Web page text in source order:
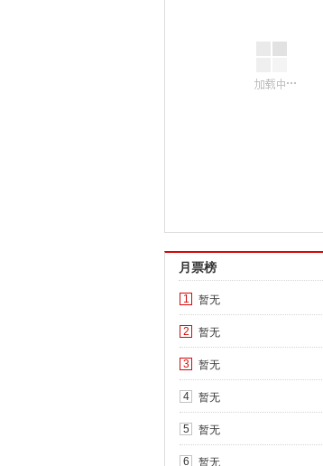
月票榜
1 暂无
2 暂无
3 暂无
4 暂无
5 暂无
6 暂无